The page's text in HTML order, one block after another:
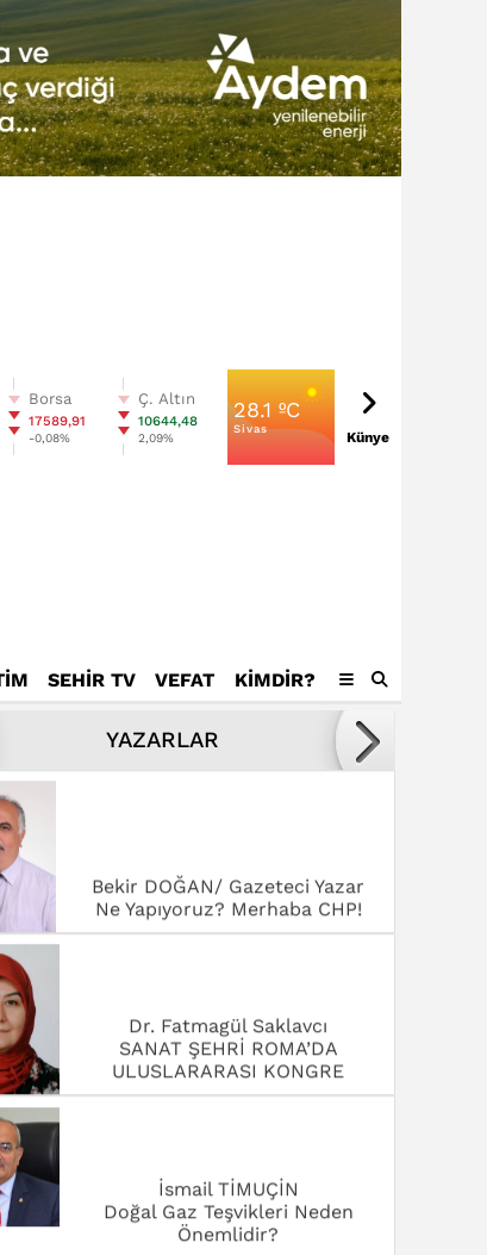
Borsa
17589,91
-0,08%
Ç. Altın
10644,48
2,09%
28.1 ºC
Sivas
Künye
SEHİR TV VEFAT KIMDIR?
YAZARLAR
Avukat Mustafa Tamer
Kötülükler ve kötüler karşısında
yenilmek,
Bekir DOĞAN/ Gazeteci Yazar
Ne Yapıyoruz? Merhaba CHP!
Dr. Fatmagül Saklavcı
SANAT ŞEHRİ ROMA’DA
ULUSLARARASI KONGRE
İsmail TİMUÇİN
Doğal Gaz Teşvikleri Neden
Önemlidir?